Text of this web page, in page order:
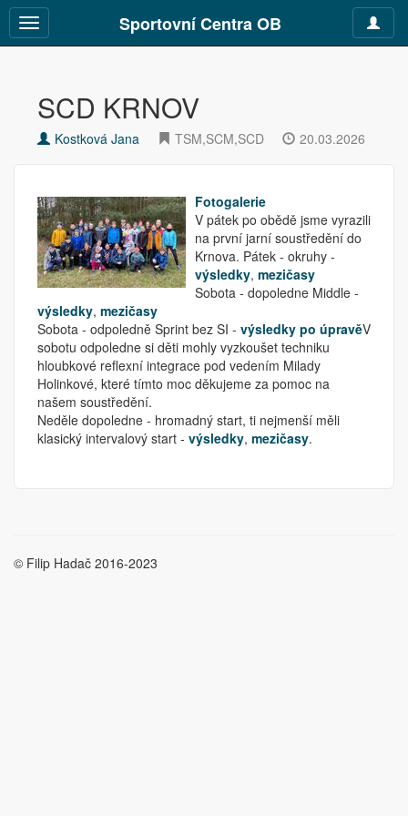
Toggle
navigation
Toggle
Sportovní Centra OB
SCD KRNOV
Kostková Jana TSM,SCM,SCD 20.03.2026
Fotogalerie
V pátek po obědě jsme vyrazili
na první jarní soustředění do
Krnova. Pátek - okruhy -
výsledky, mezičasy
Sobota - dopoledne Middle -
výsledky, mezičasy
Sobota - odpoledně Sprint bez SI - výsledky po úpravěV
sobotu odpoledne si děti mohly vyzkoušet techniku
hloubkové reflexní integrace pod vedením Milady
Holinkové, které tímto moc děkujeme za pomoc na
našem soustředění.
Neděle dopoledne - hromadný start, ti nejmenší měli
klasický intervalový start - výsledky, mezičasy.
© Filip Hadač 2016-2023